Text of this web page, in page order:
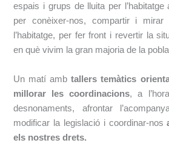
espais i grups de lluita per l’habitatge
per conèixer-nos, compartir i mirar
l’habitatge, per fer front i revertir la
en què vivim la gran majoria de la
Un matí ambtallers temàtics
millorar les coordinacions, a
desnonaments, afrontar
modificar la legislació i coordinar-nos
els nostres drets.